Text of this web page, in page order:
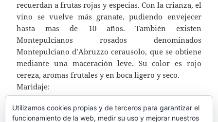
recuerdan a frutas rojas y especias. Con la crianza, el
vino se vuelve más granate, pudiendo envejecer
hasta mas de 10 años. También existen
Montepulcianos rosados denominados
Montepulciano d’Abruzzo cerausolo, que se obtiene
mediante una maceración leve. Su color es rojo
cereza, aromas frutales y en boca ligero y seco.
Maridaje:
– Para el tinto: Carnes rojas y blancas, cerdo y
quesos curados.
Utilizamos cookies propias y de terceros para garantizar el
funcionamiento de la web, medir su uso y mejorar nuestros